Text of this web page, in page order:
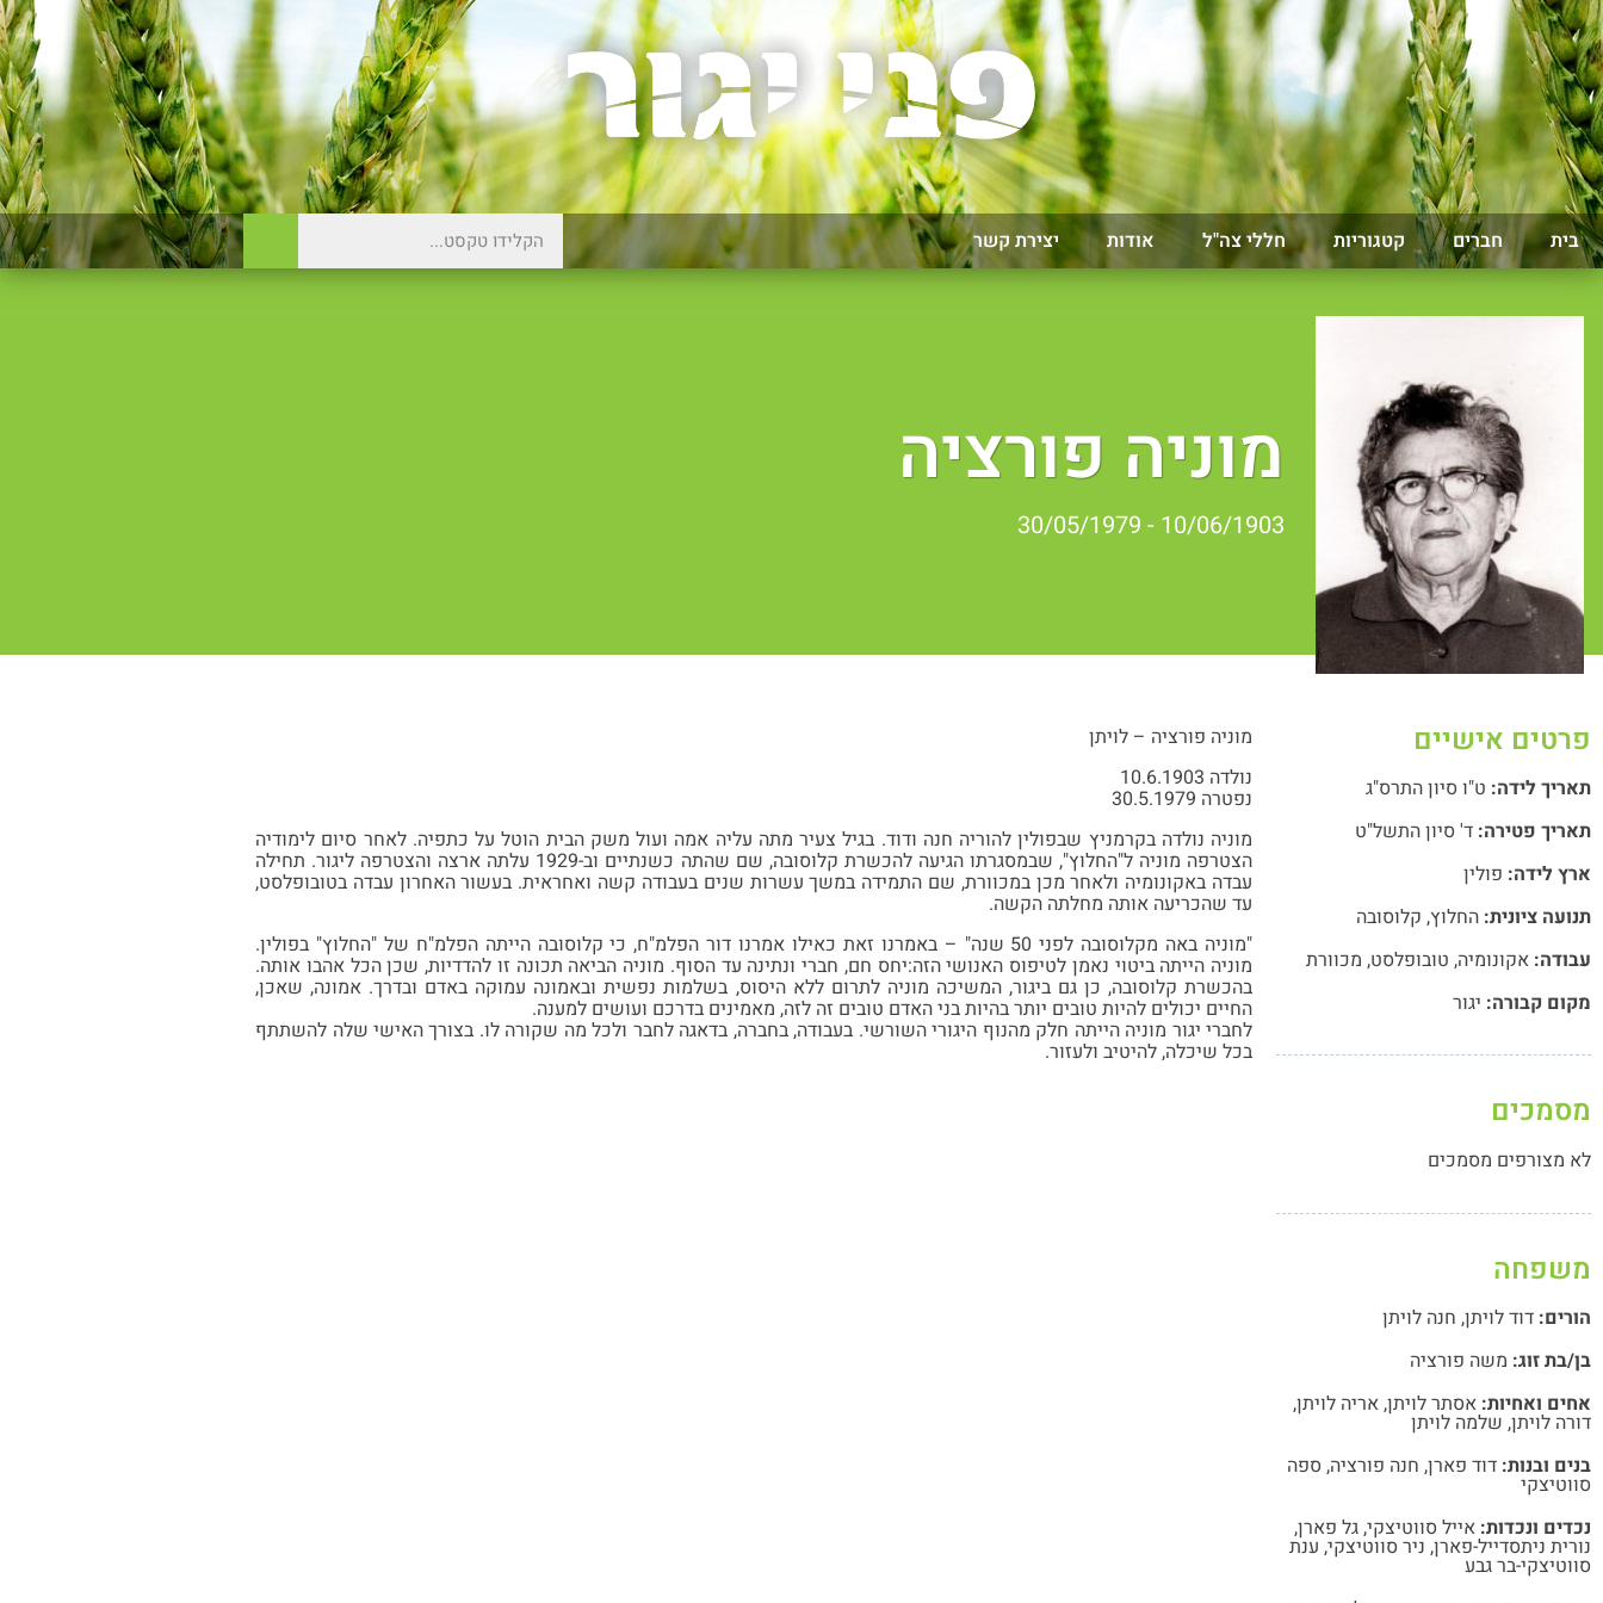
בית חברים קטגוריות חללי צה"ל אודות יצירת קשר
מוניה פורציה
10/06/1903 - 30/05/1979
פרטים אישיים
תאריך לידה: ט"ו סיון התרס"ג
תאריך פטירה: ד' סיון התשל"ט
ארץ לידה: פולין
תנועה ציונית: החלוץ, קלוסובה
עבודה: אקונומיה, טובופלסט, מכוורת
מקום קבורה: יגור
מסמכים
לא מצורפים מסמכים
משפחה
הורים: דוד לויתן, חנה לויתן
בן/בת זוג: משה פורציה
אחים ואחיות: אסתר לויתן,אריה לויתן,
דורה לויתן, שלמה לויתן
בנים ובנות: דוד פארן, חנה פורציה, ספה
סווטיצקי
נכדים ונכדות: אייל סווטיצקי,גל פארן,
נורית ניתסדייל-פארן, ניר סווטיצקי, ענת
סווטיצקי-בר גבע
מוניה פורציה – לויתן
נולדה 10.6.1903
נפטרה 30.5.1979
מוניה נולדה בקרמניץ שבפולין להוריה חנה ודוד. בגיל צעיר מתה עליה אמה ועול משק הבית הוטל על כתפיה. לאחר סיום לימודיה
הצטרפה מוניה ל"החלוץ", שבמסגרתו הגיעה להכשרת קלוסובה, שם שהתה כשנתיים וב-1929 עלתה ארצה והצטרפה ליגור. תחילה
עבדה באקונומיה ולאחר מכן במכוורת, שם התמידה במשך עשרות שנים בעבודה קשה ואחראית. בעשור האחרון עבדה בטובופלסט,
עד שהכריעה אותה מחלתה הקשה.
"מוניה באה מקלוסובה לפני 50 שנה" – באמרנו זאת כאילו אמרנו דור הפלמ"ח, כי קלוסובה הייתה הפלמ"ח של "החלוץ" בפולין.
מוניה הייתה ביטוי נאמן לטיפוס האנושי הזה:יחס חם, חברי ונתינה עד הסוף. מוניה הביאה תכונה זו להדדיות, שכן הכל אהבו אותה.
בהכשרת קלוסובה, כן גם ביגור, המשיכה מוניה לתרום ללא היסוס, בשלמות נפשית ובאמונה עמוקה באדם ובדרך. אמונה, שאכן,
החיים יכולים להיות טובים יותר בהיות בני האדם טובים זה לזה, מאמינים בדרכם ועושים למענה.
לחברי יגור מוניה הייתה חלק מהנוף היגורי השורשי. בעבודה, בחברה, בדאגה לחבר ולכל מה שקורה לו. בצורך האישי שלה להשתתף
בכל שיכלה, להיטיב ולעזור.